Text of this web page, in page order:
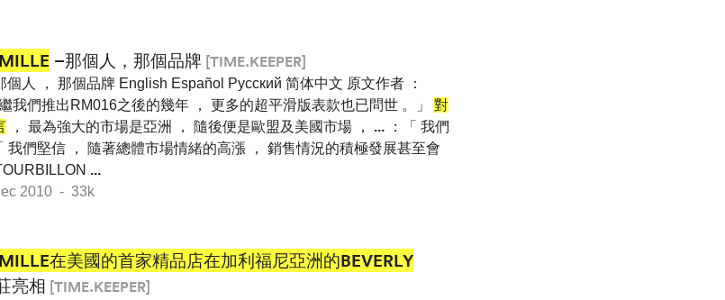
MILLE –那個人，那個品牌 [TIME.KEEPER]
個人 ， 那個品牌 English Español Pусский 简体中文 原文作者 ：
我們推出RM016之後的幾年 ， 更多的超平滑版表款也已問世 。」 對
， 最為強大的市場是亞洲 ， 隨後便是歐盟及美國市場 ， ... ：「 我們
我們堅信 ， 隨著總體市場情緒的高漲 ， 銷售情況的積極發展甚至會
...
2010 - 33k
MILLE在美國的首家精品店在加利福尼亞洲的BEVERLY
亮相 [TIME.KEEPER]